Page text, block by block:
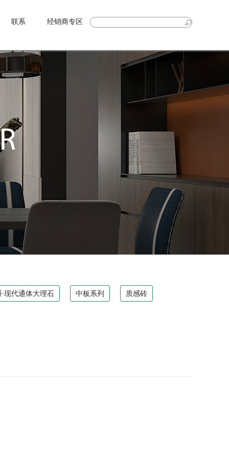
联系 经销商专区
·现代通体大理石 中板系列 质感砖